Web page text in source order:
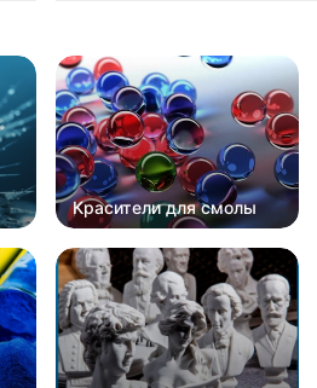
Красители для смолы